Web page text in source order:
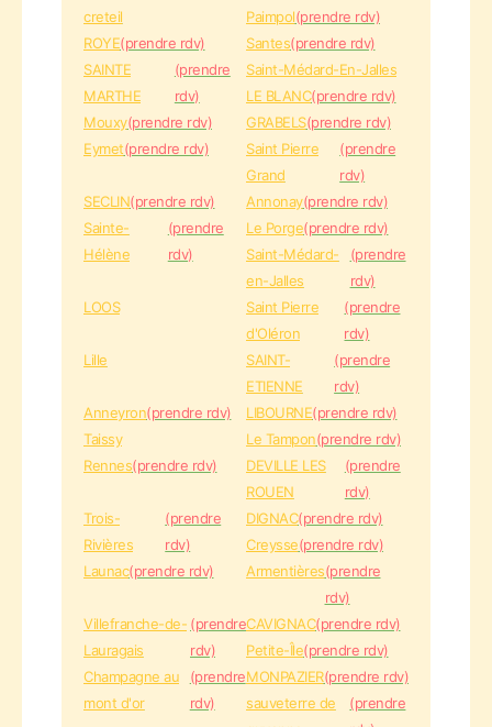
creteil
Paimpol(prendre rdv)
ROYE(prendre rdv) Santes(prendre rdv)
SAINTE
MARTHE
(prendre
rdv)
Saint-Médard-En-Jalles
LE BLANC(prendre rdv)
Mouxy(prendre rdv) GRABELS(prendre rdv)
Eymet(prendre rdv)
Saint Pierre
Grand
(prendre
rdv)
SECLIN(prendre rdv) Annonay(prendre rdv)
Sainte-
Hélène
(prendre
rdv)
Le Porge(prendre rdv)
Saint-Médard-
en-Jalles
(prendre
rdv)
LOOS
Saint Pierre
d'Oléron
(prendre
rdv)
Lille
SAINT-
ETIENNE
(prendre
rdv)
Anneyron(prendre rdv) LIBOURNE(prendre rdv)
Taissy
Le Tampon(prendre rdv)
Rennes(prendre rdv)
DEVILLE LES
ROUEN
(prendre
rdv)
Trois-
Rivières
(prendre
rdv)
DIGNAC(prendre rdv)
Creysse(prendre rdv)
Launac(prendre rdv) Armentières(prendre
rdv)
Villefranche-de-
Lauragais
(prendre
rdv)
CAVIGNAC(prendre rdv)
Petite-Île(prendre rdv)
Champagne au
mont d'or
(prendre
rdv)
MONPAZIER(prendre rdv)
sauveterre de
(prendre